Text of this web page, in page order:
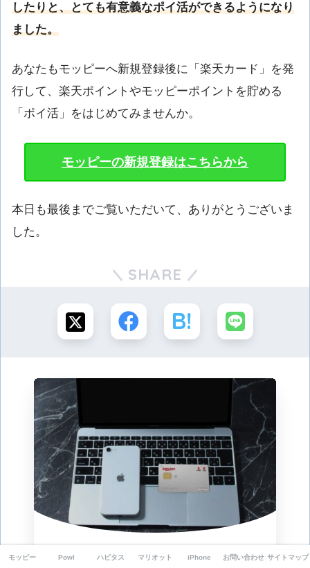
したりと、とても有意義なポイ活ができるようになり
ました。
あなたもモッピーへ新規登録後に「楽天カード」を発
行して、楽天ポイントやモッピーポイントを貯める
「ポイ活」をはじめてみませんか。
モッピーの新規登録はこちらから
本日も最後までご覧いただいて、ありがとうございま
した。
SHARE
この記事が気に入ったらフォローしよう
モッピー Powl ハピタス マリオット iPhone お問い合わせ サイトマップ